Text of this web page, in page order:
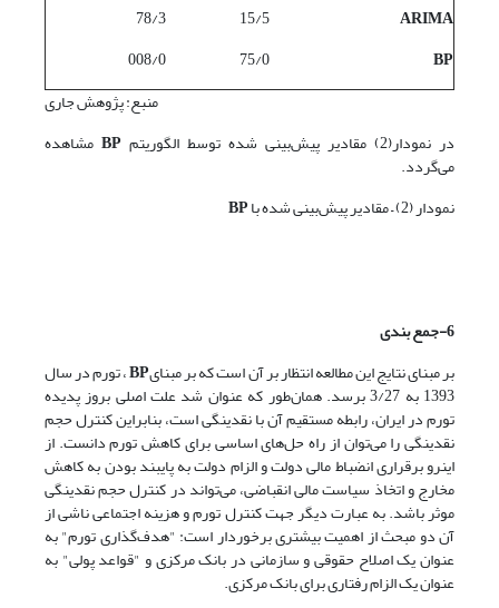
ARIMA
15/5
78/3
BP
75/0
008/0
منبع: پژوهش جاری
در نمودار(2) مقادیر پیش‌بینی شده توسط الگوریتم
BP مشاهده
می‌گردد.
نمودار (2) – مقادیر پیش‌بینی شده با
BP
6-جمع بندی
بر مبنای نتایج این مطالعه انتظار بر آن است که بر مبنایBP، تورم در سال
1393 به 3/27 برسد. همان‌طور که عنوان شد علت اصلی بروز پدیده
تورم در ایران، رابطه مستقیم آن با نقدینگی است، بنابراین کنترل حجم
نقدینگی را می‌توان از راه‌ حل‌های اساسی برای کاهش تورم دانست. از
اینرو برقراری انضباط مالی دولت و الزام دولت به پایبند بودن به کاهش
مخارج و اتخاذ سیاست مالی انقباضی، می‌تواند در کنترل حجم نقدینگی
موثر باشد. به عبارت دیگر جهت کنترل تورم و هزینه اجتماعی ناشی از
آن دو مبحث از اهمیت بیشتری برخوردار است: "هدف‌گذاری تورم" به
عنوان یک اصلاح حقوقی و سازمانی در بانک‌ مرکزی و "قواعد پولی" به
عنوان یک الزام رفتاری برای بانک مرکزی.